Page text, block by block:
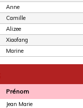
Anne
Camille
Alizee
Xiaofang
Marine
Prénom
Jean Marie